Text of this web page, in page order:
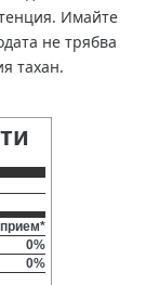
Имайте
не трябва
тахан.
0%
0%